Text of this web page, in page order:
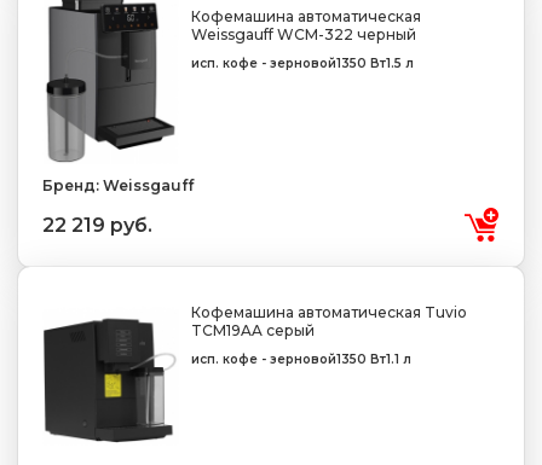
Кофемашина автоматическая
Weissgauff WCM-322 черный
исп. кофе - зерновой1350 Вт1.5 л
Бренд: Weissgauff
22 219 руб.
Кофемашина автоматическая Tuvio
TCM19AA серый
исп. кофе - зерновой1350 Вт1.1 л